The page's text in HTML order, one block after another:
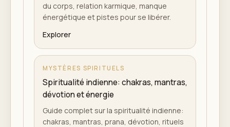
du corps, relation karmique, manque
énergétique et pistes pour se libérer.
Explorer
MYSTÈRES SPIRITUELS
Spiritualité indienne: chakras, mantras,
dévotion et énergie
Guide complet sur la spiritualité indienne:
chakras, mantras, prana, dévotion, rituels